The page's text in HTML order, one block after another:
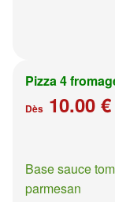
Pizza 4
Dès 10.00 €
Base sauce
parmesan